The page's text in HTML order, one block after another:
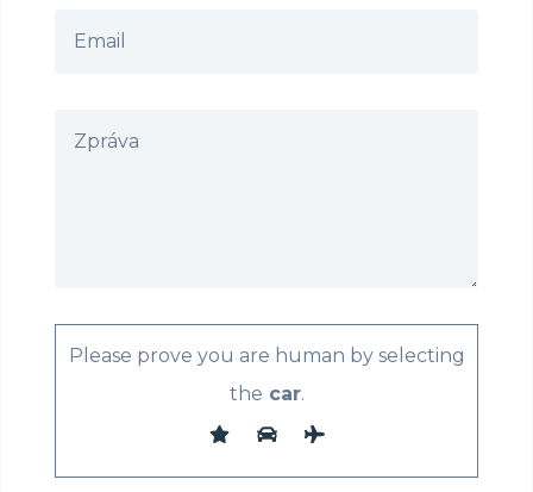
Please prove you are human by selecting
the car.